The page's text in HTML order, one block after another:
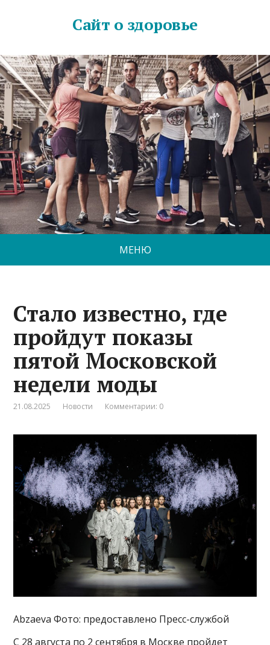
Сайт о здоровье
МЕНЮ
Стало известно, где
пройдут показы
пятой Московской
недели моды
21.08.2025 Новости Комментарии: 0
Abzaeva Фото: предоставлено Пресс-службой
С 28 августа по 2 сентября в Москве пройдет